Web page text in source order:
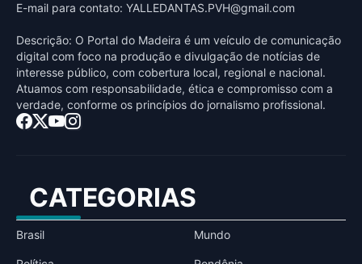
E-mail para contato: YALLEDANTAS.PVH@gmail.com
Descrição: O Portal do Madeira é um veículo de comunicação
digital com foco na produção e divulgação de notícias de
interesse público, com cobertura local, regional e nacional.
Atuamos com responsabilidade, ética e compromisso com a
verdade, conforme os princípios do jornalismo profissional.
CATEGORIAS
Brasil Mundo